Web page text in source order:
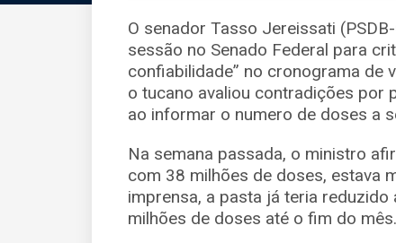
O senador Tasso Jereissati
sessão no Senado Federal para
confiabilidade” no cronograma de
o tucano avaliou contradições por
ao informar o numero de doses a
Na semana passada, o ministro
com 38 milhões de doses, estava
imprensa, a pasta já teria
milhões de doses até o fim do mês.